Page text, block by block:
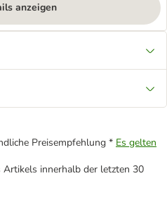
anzeigen
Preisempfehlung * Es gelten
innerhalb der letzten 30